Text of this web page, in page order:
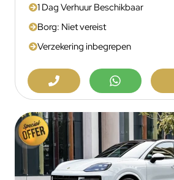
1 Dag Verhuur Beschikbaar
Borg: Niet vereist
Verzekering inbegrepen